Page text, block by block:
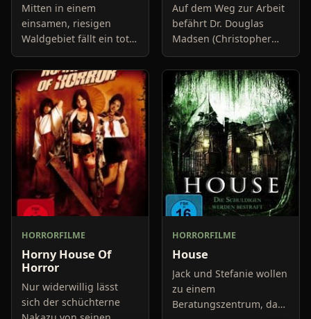
Mitten in einem
einsamen, riesigen
Waldgebiet fällt ein toter
Rabe hinab auf einen
Stein, der sich daraufhin
löst und ins Tal hinab
rollt um dann genau auf
Auf dem Weg zur Arbeit
befährt Dr. Douglas
Madsen (Christopher
Kriesa) eine eher
abgelegene Straße.
Durch eine unglückliche
Kettenreaktion,
herbeigeführt d
HORRORFILME
Horny House Of
Horror
Nur widerwillig lässt
sich der schüchterne
HORRORFILME
House
Jack und Stefanie wollen
zu einem
Beratungszentrum, da